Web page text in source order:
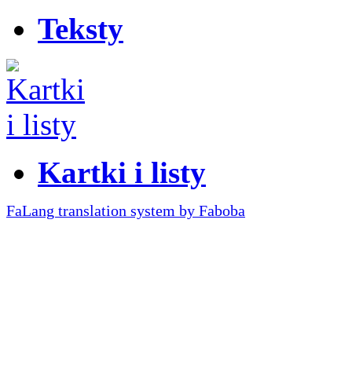
Teksty
Kartki i listy
FaLang translation system by Faboba